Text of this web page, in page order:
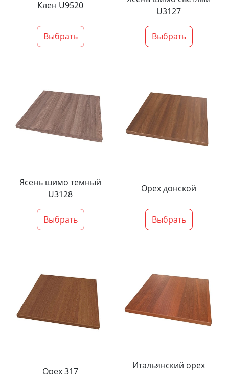
Клен U9520
Выбрать
U3127
Выбрать
Ясень шимо темный
U3128
Выбрать
Орех донской
Выбрать
Орех 317
Итальянский орех